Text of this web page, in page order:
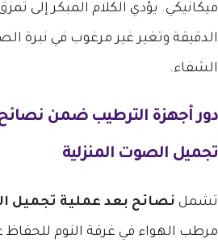
ميكانيكي. يؤدي الكلام المبكر إلى
الدقيقة وتغير غير مرغوب في نبرة
الشفاء.
دور أجهزة الترطيب ضمن
تجميل الصوت المنزلية
تشمل نصائح بعد عملية تجميل
مرطب الهواء في غرفة النوم للحفاظ